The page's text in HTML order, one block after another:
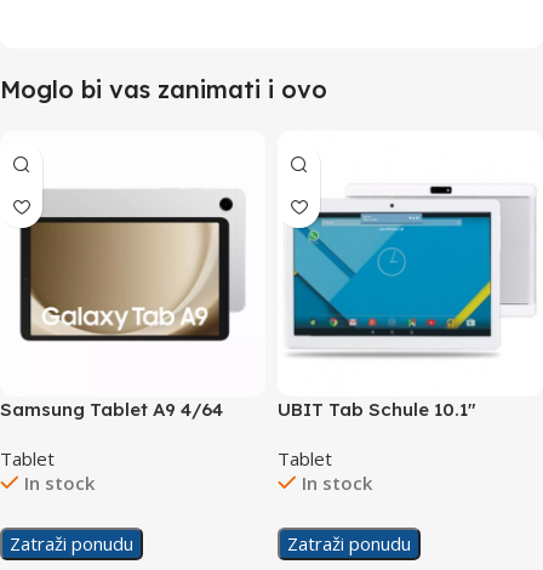
Moglo bi vas zanimati i ovo
Samsung Tablet A9 4/64
Tablet
In stock
Zatraži ponudu
UBIT Tab Schule 10.1″
Tablet
In stock
Zatraži ponudu